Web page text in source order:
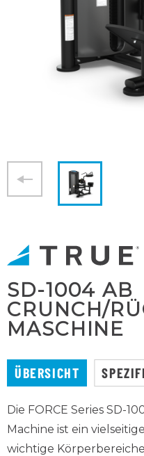
SD-1004 AB
CRUNCH/
MASCHINE
ÜBERSICHT
Die FORCE Series SD-
Machine ist ein
wichtige